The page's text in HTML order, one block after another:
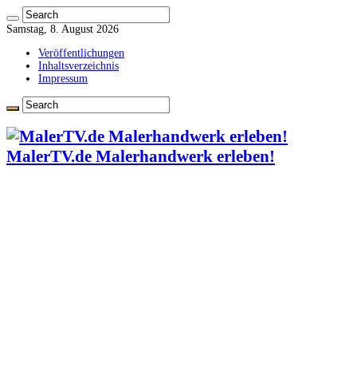
Samstag, 8. August 2026
Veröffentlichungen
Inhaltsverzeichnis
Impressum
MalerTV.de Malerhandwerk erleben!